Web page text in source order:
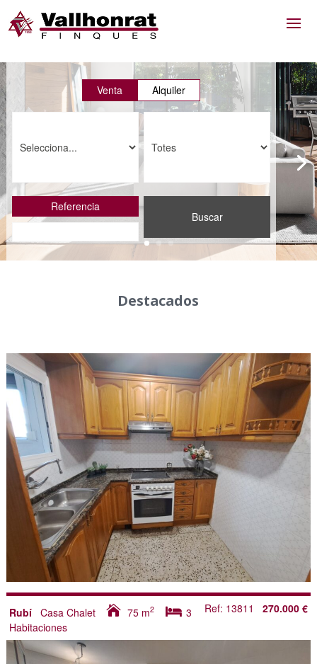
Venta Alquiler
Referencia
Buscar
Destacados
RubíCasa Chalet 75 m2
3
Habitaciones
Ref: 13811270.000 €